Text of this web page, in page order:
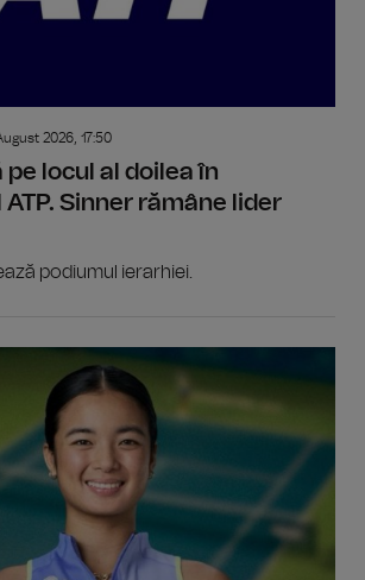
2026, 17:50
locul al doilea în
Sinner rămâne lider
podiumul ierarhiei.